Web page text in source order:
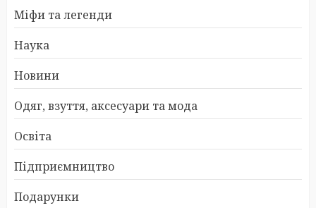
Міфи та легенди
Наука
Новини
Одяг, взуття, аксесуари та мода
Освіта
Підприємництво
Подарунки